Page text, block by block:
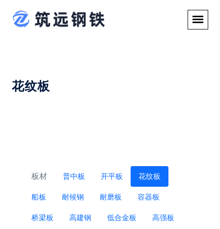
花纹板
板材 普中板 开平板 花纹板
船板 耐候钢 耐磨板 容器板
桥梁板 高建钢 低合金板 高强板